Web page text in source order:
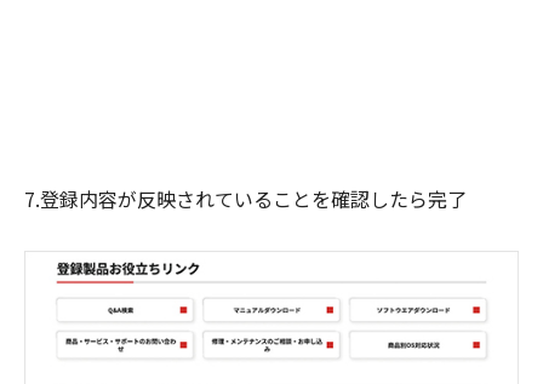
7.登録内容が反映されていることを確認したら完了